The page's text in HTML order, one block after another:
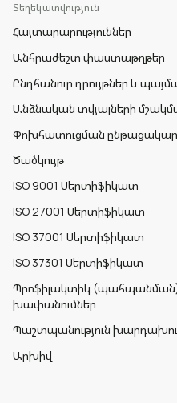
Տեղեկատվություն
Հայտարարություններ
Անհրաժեշտ փաստաթղթեր
Ընդհանուր դրույթներ և
Անձնական տվյալների
Փոխհատուցման
Ծածկույթ
ISO 9001 Սերտիֆիկատ
ISO 27001 Սերտիֆիկատ
ISO 37001 Սերտիֆիկատ
ISO 37301 Սերտիֆիկատ
Պրոֆիլակտիկ
խափանումներ
Պաշտպանություն
Արխիվ